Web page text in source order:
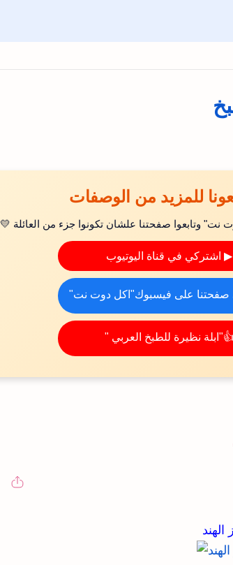
للمزيد من الوصفات
نت" وتابعوا صفحتنا علشان تكونوا جزء من العائلة 💛
▶ اشتركي في قناة اليوتيوب
صفحتنا على فيسبوك"اكل دوت نت"
👍"ابلة نظيرة للطبخ العربي "